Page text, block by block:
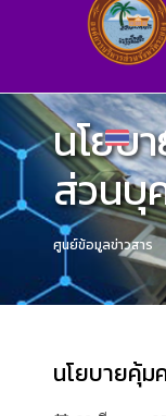
นโยบ
ส่วนบุ
ศูนย์ข้อมูลข่าวสาร
นโยบายคุ้